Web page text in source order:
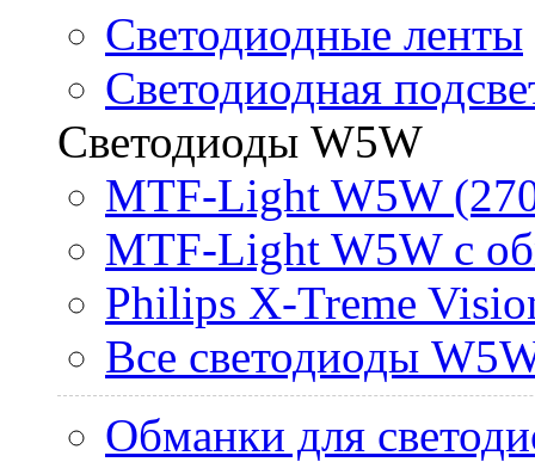
Светодиодные ленты
Светодиодная
Светодиоды W5W
MTF-Light W5W
MTF-Light W5W с
Philips X-Treme
Все светодиоды
Обманки для